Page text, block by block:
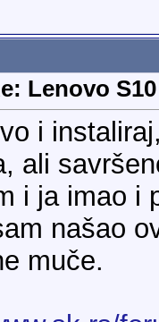
Lenovo S10
i
ali
i ja imao i
našao
muče.